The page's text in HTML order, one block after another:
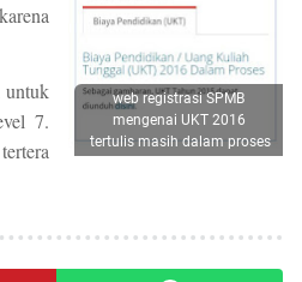
web registrasi SPMB
mengenai UKT 2016
tertulis masih dalam proses
untuk
7.